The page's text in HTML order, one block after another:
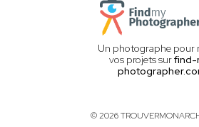
Un photographe pour
vos projets surfind-
© 2026